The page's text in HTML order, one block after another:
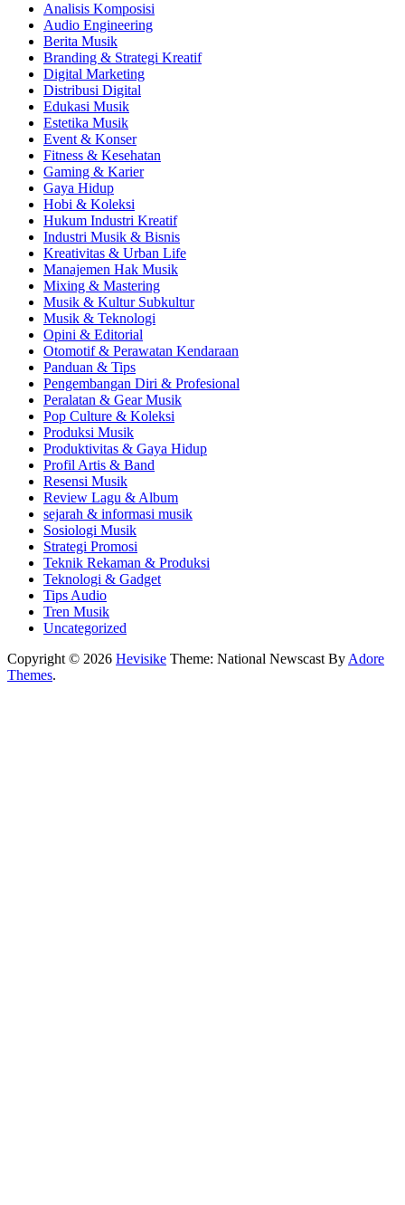
Analisis Komposisi
Audio Engineering
Berita Musik
Branding & Strategi Kreatif
Digital Marketing
Distribusi Digital
Edukasi Musik
Estetika Musik
Event & Konser
Fitness & Kesehatan
Gaming & Karier
Gaya Hidup
Hobi & Koleksi
Hukum Industri Kreatif
Industri Musik & Bisnis
Kreativitas & Urban Life
Manajemen Hak Musik
Mixing & Mastering
Musik & Kultur Subkultur
Musik & Teknologi
Opini & Editorial
Otomotif & Perawatan Kendaraan
Panduan & Tips
Pengembangan Diri & Profesional
Peralatan & Gear Musik
Pop Culture & Koleksi
Produksi Musik
Produktivitas & Gaya Hidup
Profil Artis & Band
Resensi Musik
Review Lagu & Album
sejarah & informasi musik
Sosiologi Musik
Strategi Promosi
Teknik Rekaman & Produksi
Teknologi & Gadget
Tips Audio
Tren Musik
Uncategorized
Copyright © 2026 Hevisike Theme: National Newscast ByAdore
Themes.